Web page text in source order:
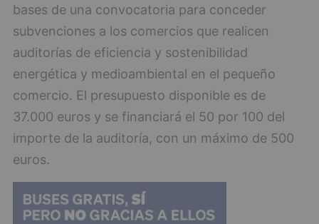
bases de una convocatoria para conceder
subvenciones a los comercios que realicen
auditorías de eficiencia y sostenibilidad
energética y medioambiental en el pequeño
comercio. El presupuesto disponible es de
37.000 euros y se financiará el 50 por 100 del
importe de la auditoría, con un máximo de 500
euros.